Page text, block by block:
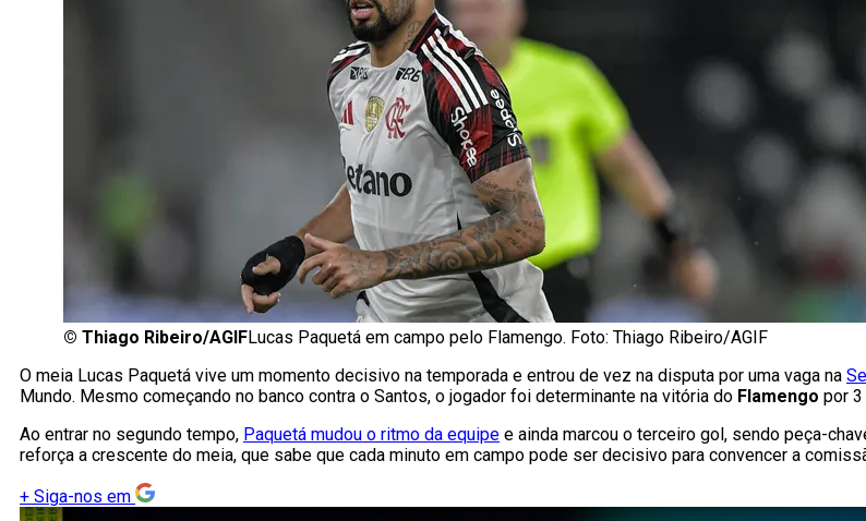
© Thiago Ribeiro/AGIFLucas Paquetá em campo pelo Flamengo. Foto: Thiago Ribeiro/AGIF
O meia Lucas Paquetá vive um momento decisivo na temporada e entrou de vez na disputa por uma vaga na
Mundo. Mesmo começando no banco contra o Santos, o jogador foi determinante na vitória do Flamengo por 3
Ao entrar no segundo tempo, Paquetá mudou o ritmo da equipe e ainda marcou o terceiro gol, sendo peça-
reforça a crescente do meia, que sabe que cada minuto em campo pode ser decisivo para convencer a
+ Siga-nos em